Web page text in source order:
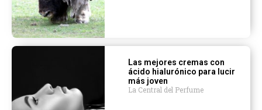
Las mejores cremas con
ácido hialurónico para lucir
más joven
La Central del Perfume